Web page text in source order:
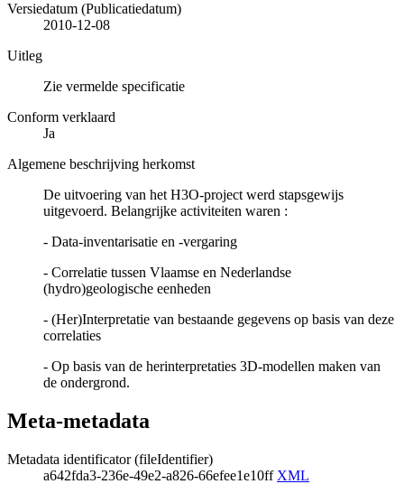
Versiedatum (Publicatiedatum)
2010-12-08
Uitleg
Zie vermelde specificatie
Conform verklaard
Ja
Algemene beschrijving herkomst
De uitvoering van het H3O-project werd stapsgewijs
uitgevoerd. Belangrijke activiteiten waren :
- Data-inventarisatie en -vergaring
- Correlatie tussen Vlaamse en Nederlandse
(hydro)geologische eenheden
- (Her)Interpretatie van bestaande gegevens op basis van deze
correlaties
- Op basis van de herinterpretaties 3D-modellen maken van
de ondergrond.
Meta-metadata
Metadata identificator (fileIdentifier)
a642fda3-236e-49e2-a826-66efee1e10ff XML